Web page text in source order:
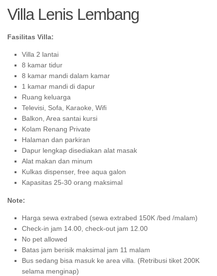
Villa Lenis Lembang
Fasilitas Villa:
Villa 2 lantai
8 kamar tidur
8 kamar mandi dalam kamar
1 kamar mandi di dapur
Ruang keluarga
Televisi, Sofa, Karaoke, Wifi
Balkon, Area santai kursi
Kolam Renang Private
Halaman dan parkiran
Dapur lengkap disediakan alat masak
Alat makan dan minum
Kulkas dispenser, free aqua galon
Kapasitas 25-30 orang maksimal
Note:
Harga sewa extrabed (sewa extrabed 150K /bed /malam)
Check-in jam 14.00, check-out jam 12.00
No pet allowed
Batas jam berisik maksimal jam 11 malam
Bus sedang bisa masuk ke area villa. (Retribusi tiket 200K
selama menginap)